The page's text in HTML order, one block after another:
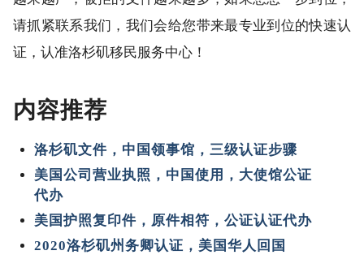
请抓紧联系我们，我们会给您带来最专业到位的快速认
证，认准洛杉矶移民服务中心！
内容推荐
洛杉矶文件，中国领事馆，三级认证步骤
美国公司营业执照，中国使用，大使馆公证
代办
美国护照复印件，原件相符，公证认证代办
2020洛杉矶州务卿认证，美国华人回国